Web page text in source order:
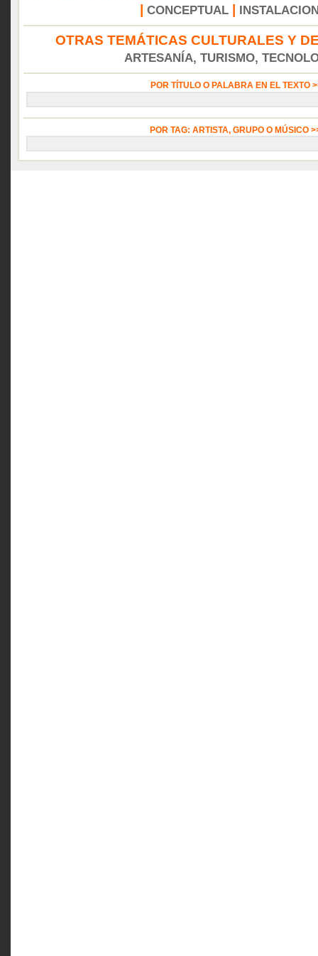
CONCEPTUAL
OTRAS TEMÁTICAS CULTURALES Y
ARTESANÍA, TURISMO,
POR TÍTULO O PALABRA EN EL TEXTO
POR TAG: ARTISTA, GRUPO O MÚSICO